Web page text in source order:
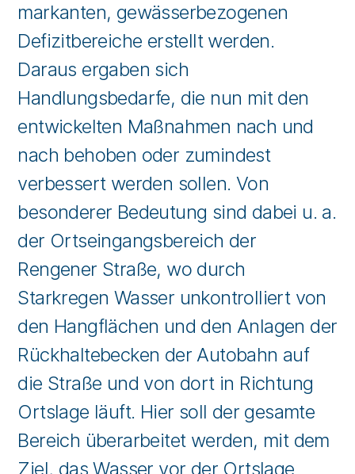
markanten, gewässerbezogenen
Defizitbereiche erstellt werden.
Daraus ergaben sich
Handlungsbedarfe, die nun mit den
entwickelten Maßnahmen nach und
nach behoben oder zumindest
verbessert werden sollen. Von
besonderer Bedeutung sind dabei u. a.
der Ortseingangsbereich der
Rengener Straße, wo durch
Starkregen Wasser unkontrolliert von
den Hangflächen und den Anlagen der
Rückhaltebecken der Autobahn auf
die Straße und von dort in Richtung
Ortslage läuft. Hier soll der gesamte
Bereich überarbeitet werden, mit dem
Ziel, das Wasser vor der Ortslage